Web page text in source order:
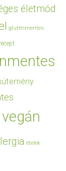
életmód
gluténmentes
vegán
ételek